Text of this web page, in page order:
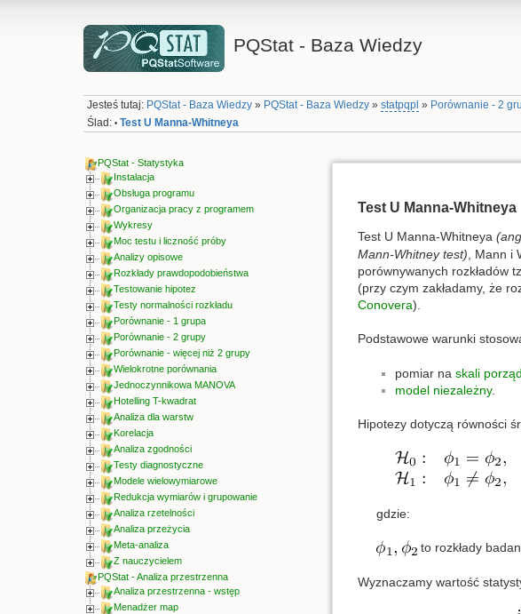
PQStat - Baza Wiedzy
Jesteś tutaj: PQStat - Baza Wiedzy » PQStat - Baza Wiedzy »statpqpl » Porównanie - 2
Ślad: • Test U Manna-Whitneya
PQStat - Statystyka
Instalacja
Obsługa programu
Organizacja pracy z programem
Wykresy
Moc testu i liczność próby
Analizy opisowe
Rozkłady prawdopodobieństwa
Testowanie hipotez
Testy normalności rozkładu
Porównanie - 1 grupa
Porównanie - 2 grupy
Porównanie - więcej niż 2 grupy
Wielokrotne porównania
Jednoczynnikowa MANOVA
Hotelling T-kwadrat
Analiza dla warstw
Korelacja
Analiza zgodności
Testy diagnostyczne
Modele wielowymiarowe
Redukcja wymiarów i grupowanie
Analiza rzetelności
Analiza przeżycia
Meta-analiza
Z nauczycielem
PQStat - Analiza przestrzenna
Analiza przestrzenna - wstęp
Menadżer map
Test U Manna-Whitneya
Test U Manna-Whitneya
Mann-Whitney test) , Mann i
porównywanych rozkładów
(przy czym zakładamy, że
Conovera).
Podstawowe warunki
pomiar na skali
model niezależny.
Hipotezy dotyczą równości
gdzie:
to rozkłady
Wyznaczamy wartość